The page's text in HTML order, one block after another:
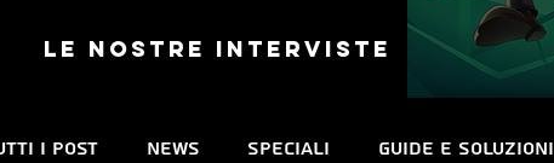
le nostre interviste
i post News Speciali Guide e Soluzioni